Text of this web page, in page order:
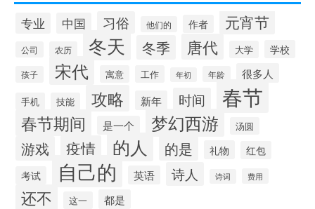
专业 中国 习俗 他们的 作者 元宵节
公司 农历 冬天 冬季 唐代 大学 学校
孩子 宋代 寓意 工作 年初 年龄 很多人
手机 技能 攻略 新年 时间 春节
春节期间 是一个 梦幻西游 汤圆
游戏 疫情 的人 的是 礼物
红包
考试
自己的 英语 诗人 诗词 费用
还不 这一 都是